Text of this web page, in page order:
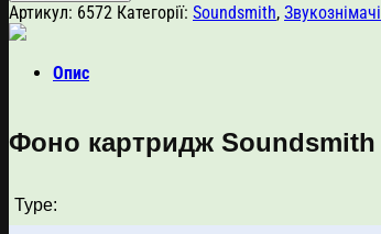
Артикул: 6572 Категорії: Soundsmith, Звукознімачі
Опис
Фоно картридж Soundsmith
Type: